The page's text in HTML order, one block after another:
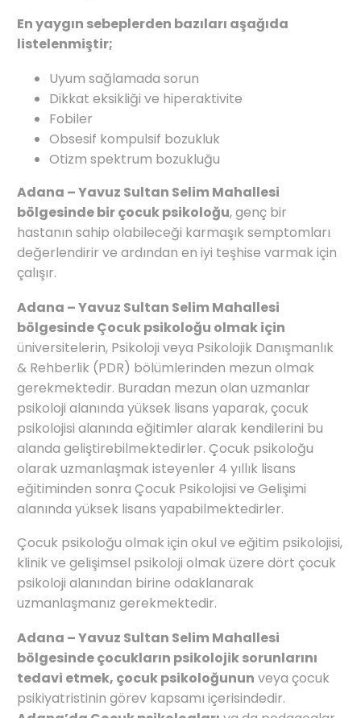
En yaygın sebeplerden bazıları aşağıda
listelenmiştir;
Uyum sağlamada sorun
Dikkat eksikliği ve hiperaktivite
Fobiler
Obsesif kompulsif bozukluk
Otizm spektrum bozukluğu
Adana – Yavuz Sultan Selim Mahallesi
bölgesinde bir çocuk psikoloğu, genç bir
hastanın sahip olabileceği karmaşık semptomları
değerlendirir ve ardından en iyi teşhise varmak için
çalışır.
Adana – Yavuz Sultan Selim Mahallesi
bölgesinde Çocuk psikoloğu olmak için
üniversitelerin, Psikoloji veya Psikolojik Danışmanlık
& Rehberlik (PDR) bölümlerinden mezun olmak
gerekmektedir. Buradan mezun olan uzmanlar
psikoloji alanında yüksek lisans yaparak, çocuk
psikolojisi alanında eğitimler alarak kendilerini bu
alanda geliştirebilmektedirler. Çocuk psikoloğu
olarak uzmanlaşmak isteyenler 4 yıllık lisans
eğitiminden sonra Çocuk Psikolojisi ve Gelişimi
alanında yüksek lisans yapabilmektedirler.
Çocuk psikoloğu olmak için okul ve eğitim psikolojisi,
klinik ve gelişimsel psikoloji olmak üzere dört çocuk
psikoloji alanından birine odaklanarak
uzmanlaşmanız gerekmektedir.
Adana – Yavuz Sultan Selim Mahallesi
bölgesinde çocukların psikolojik sorunlarını
tedavi etmek, çocuk psikoloğunun veya çocuk
psikiyatristinin görev kapsamı içerisindedir.